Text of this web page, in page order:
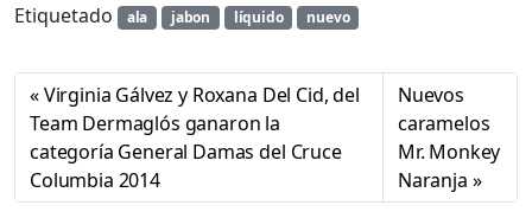
Etiquetado ala jabon líquido nuevo
Virginia Gálvez y Roxana Del Cid, del
Team Dermaglós ganaron la
categoría General Damas del Cruce
Columbia 2014
Nuevos
caramelos
Mr. Monkey
Naranja